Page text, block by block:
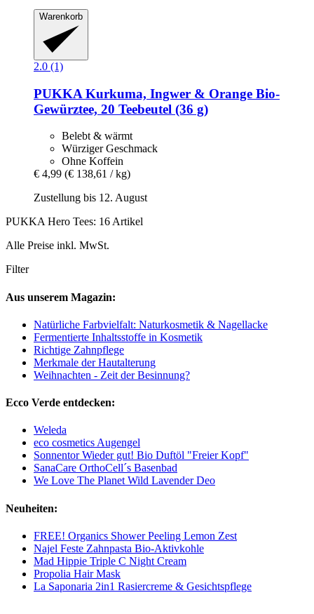
Warenkorb
2.0 (1)
PUKKA Kurkuma, Ingwer & Orange Bio-​
Gewürztee, 20 Teebeutel (36 g)
Belebt & wärmt
Würziger Geschmack
Ohne Koffein
€ 4,99 (€ 138,61 / kg)
Zustellung bis 12. August
PUKKA Hero Tees: 16 Artikel
Alle Preise inkl. MwSt.
Filter
Aus unserem Magazin:
Natürliche Farbvielfalt: Naturkosmetik & Nagellacke
Fermentierte Inhaltsstoffe in Kosmetik
Richtige Zahnpflege
Merkmale der Hautalterung
Weihnachten - Zeit der Besinnung?
Ecco Verde entdecken:
Weleda
eco cosmetics Augengel
Sonnentor Wieder gut! Bio Duftöl "Freier Kopf"
SanaCare OrthoCell´s Basenbad
We Love The Planet Wild Lavender Deo
Neuheiten:
FREE! Organics Shower Peeling Lemon Zest
Najel Feste Zahnpasta Bio-Aktivkohle
Mad Hippie Triple C Night Cream
Propolia Hair Mask
La Saponaria 2in1 Rasiercreme & Gesichtspflege